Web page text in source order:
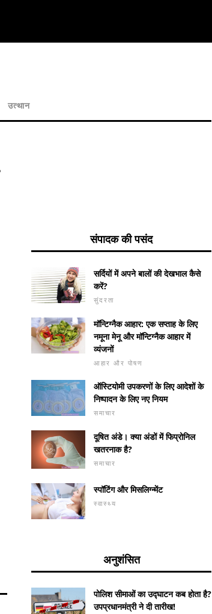
उत्थान
संपादक की पसंद
सर्दियों में अपने बालों की देखभाल कैसे
करें?
सुंदरता
मॉन्टिग्नैक आहार: एक सप्ताह के लिए
नमूना मेनू और मॉन्टिग्नैक आहार में
व्यंजनों
आहार और पोषण
ऑस्टियोमी उपकरणों के लिए आदेशों के
निष्पादन के लिए नए नियम
समाचार
दूषित अंडे। क्या अंडों में फिप्रोनिल
खतरनाक है?
समाचार
स्पॉटिंग और मिसलिग्न्मेंट
स्वास्थ्य
अनुशंसित
पोलिश सीमाओं का उद्घाटन कब होता है?
उपप्रधानमंत्री ने दी तारीख!